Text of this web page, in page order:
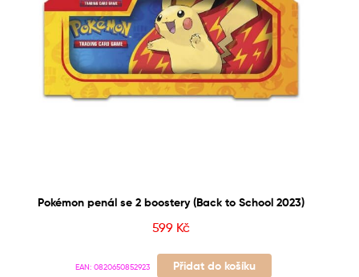
Pokémon penál se 2 boostery (Back to School 2023)
599 Kč
EAN: 0820650852923 Přidat do košíku